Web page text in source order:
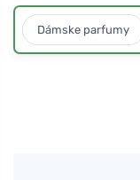
Dámske parfumy